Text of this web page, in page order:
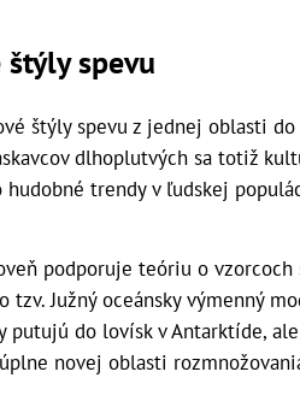
spevu
štýly spevu z jednej oblasti
dlhoplutvých sa totiž
hudobné trendy v ľudskej
podporuje teóriu o vzorcoch
tzv. Južný oceánsky výmenný
do lovísk v Antarktíde,
novej oblasti